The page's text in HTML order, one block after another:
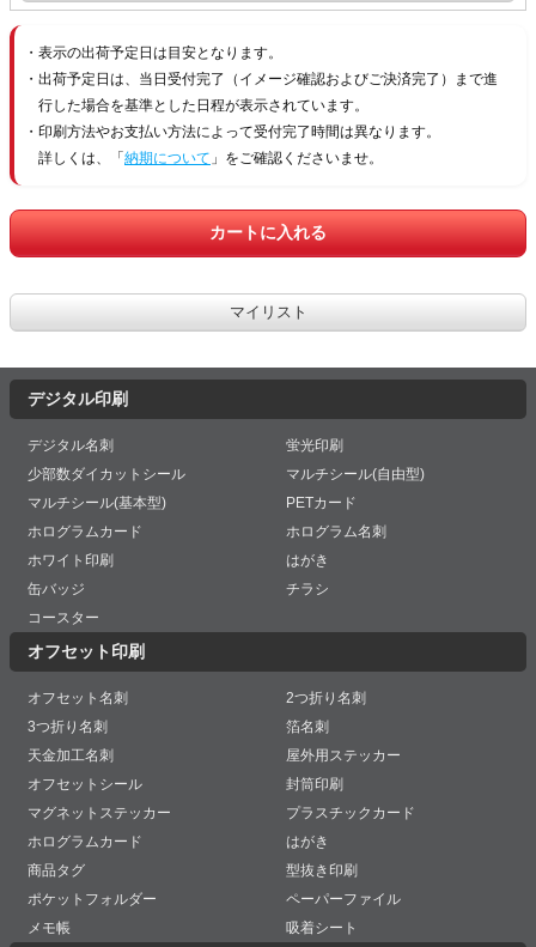
表示の出荷予定日は目安となります。
出荷予定日は、当日受付完了（イメージ確認およびご決済完了）まで進
行した場合を基準とした日程が表示されています。
印刷方法やお支払い方法によって受付完了時間は異なります。
詳しくは、「 納期について 」をご確認くださいませ。
デジタル印刷
デジタル名刺
蛍光印刷
少部数ダイカットシール
マルチシール(自由型)
マルチシール(基本型)
PETカード
ホログラムカード
ホログラム名刺
ホワイト印刷
はがき
缶バッジ
チラシ
コースター
オフセット印刷
オフセット名刺
2つ折り名刺
3つ折り名刺
箔名刺
天金加工名刺
屋外用ステッカー
オフセットシール
封筒印刷
マグネットステッカー
プラスチックカード
ホログラムカード
はがき
商品タグ
型抜き印刷
ポケットフォルダー
ペーパーファイル
メモ帳
吸着シート